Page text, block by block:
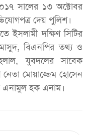
সালের ১৩ অক্টোবর
দেয় পুলিশ।
ইসলামী দক্ষিণ সিটির
বিএনপির তথ্য ও
যুবদলের সাবেক
মোয়াজ্জেম হোসেন
এনামুল হক এনাম।